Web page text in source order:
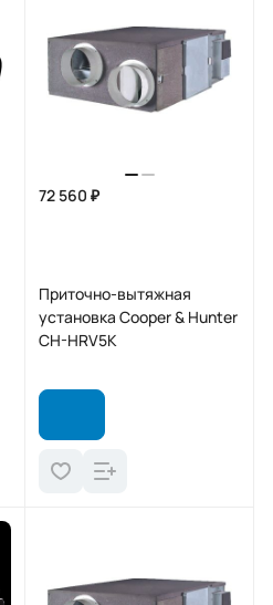
72 560 ₽
Приточно-вытяжная
установка Cooper & Hunter
CH-HRV5K